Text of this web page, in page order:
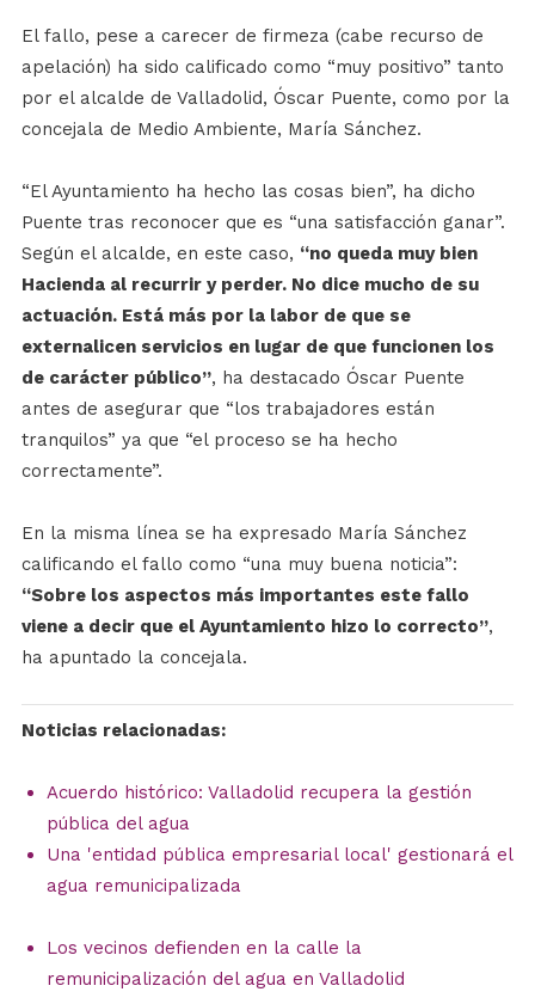
El fallo, pese a carecer de firmeza (cabe recurso de
apelación) ha sido calificado como “muy positivo” tanto
por el alcalde de Valladolid, Óscar Puente, como por la
concejala de Medio Ambiente, María Sánchez.
“El Ayuntamiento ha hecho las cosas bien”, ha dicho
Puente tras reconocer que es “una satisfacción ganar”.
Según el alcalde, en este caso, “no queda muy bien
Hacienda al recurrir y perder. No dice mucho de su
actuación. Está más por la labor de que se
externalicen servicios en lugar de que funcionen los
de carácter público”, ha destacado Óscar Puente
antes de asegurar que “los trabajadores están
tranquilos” ya que “el proceso se ha hecho
correctamente”.
En la misma línea se ha expresado María Sánchez
calificando el fallo como “una muy buena noticia”:
“Sobre los aspectos más importantes este fallo
viene a decir que el Ayuntamiento hizo lo correcto”,
ha apuntado la concejala.
Noticias relacionadas:
Acuerdo histórico: Valladolid recupera la gestión
pública del agua
Una 'entidad pública empresarial local' gestionará el
agua remunicipalizada
Los vecinos defienden en la calle la
remunicipalización del agua en Valladolid